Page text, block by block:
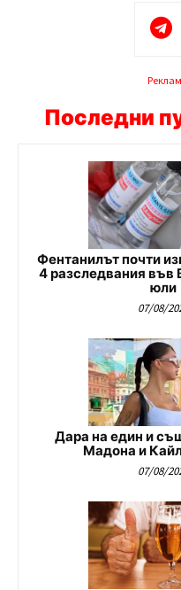
Последни
Фентанилът почти
4 разследвания във
юли
07/08/
Дара на един и
Мадона и
07/08/